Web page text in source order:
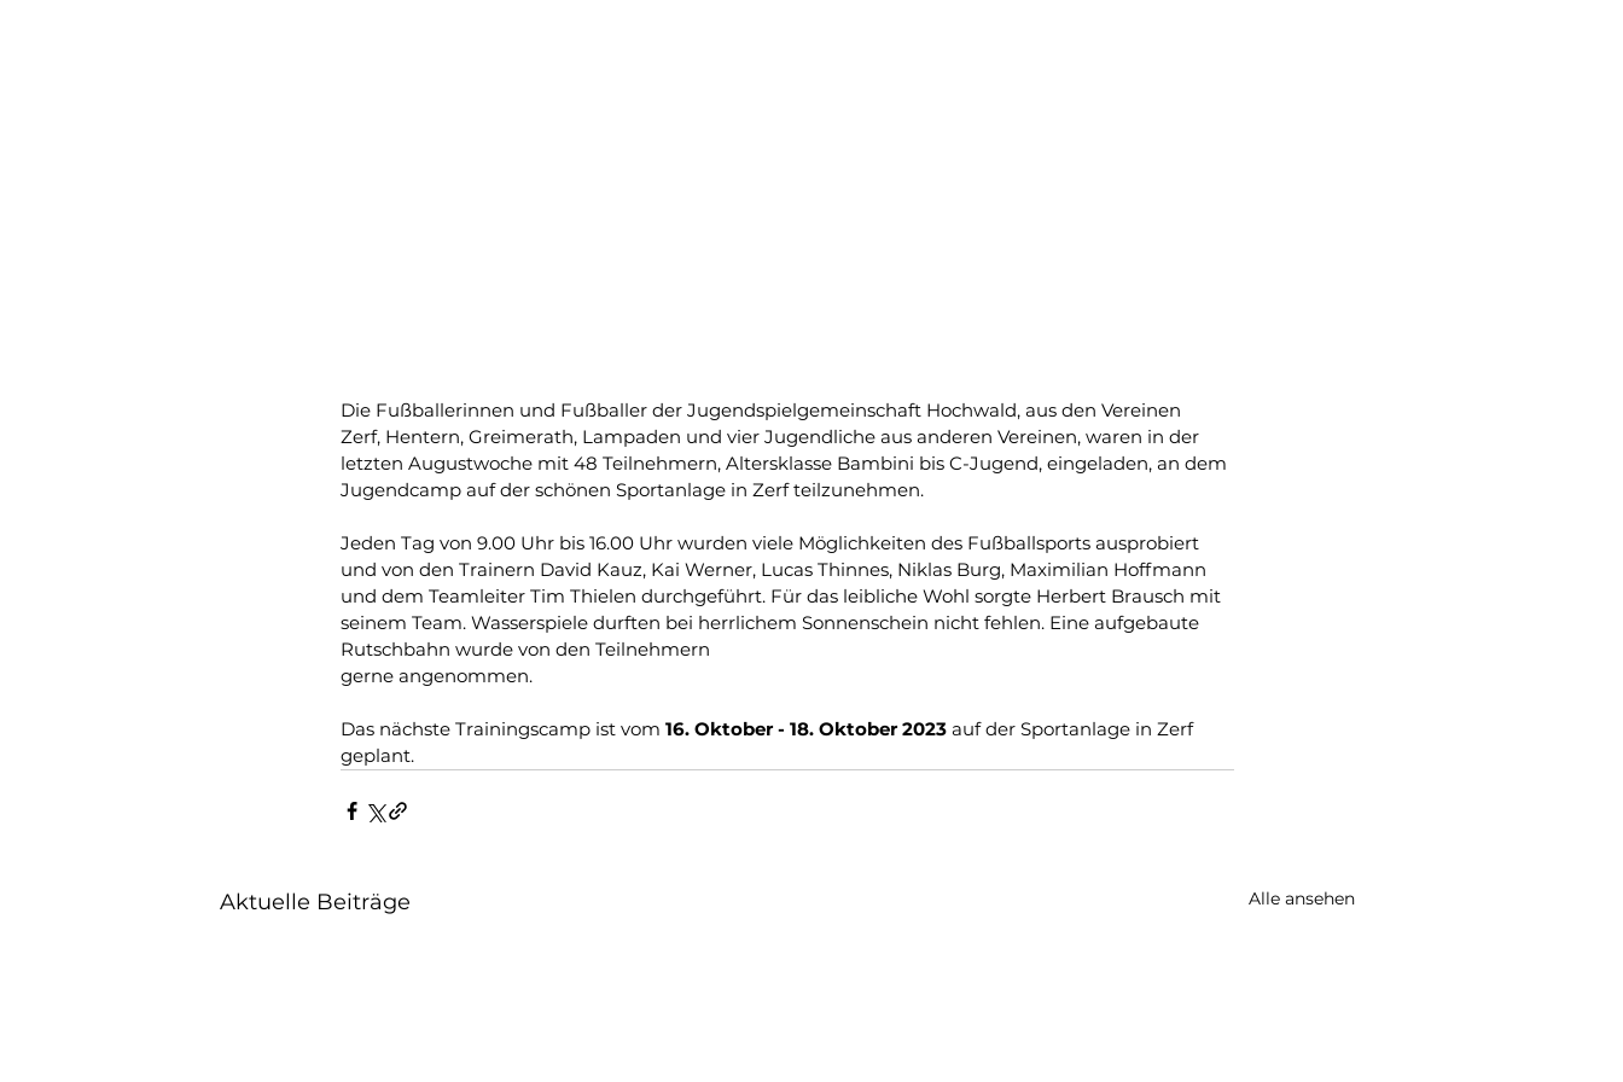
Die Fußballerinnen und Fußballer der Jugendspielgemeinschaft Hochwald, aus den Vereinen
Zerf, Hentern, Greimerath, Lampaden und vier Jugendliche aus anderen Vereinen, waren in der
letzten Augustwoche mit 48 Teilnehmern, Altersklasse Bambini bis C-Jugend, eingeladen, an dem
Jugendcamp auf der schönen Sportanlage in Zerf teilzunehmen.
Jeden Tag von 9.00 Uhr bis 16.00 Uhr wurden viele Möglichkeiten des Fußballsports ausprobiert
und von den Trainern David Kauz, Kai Werner, Lucas Thinnes, Niklas Burg, Maximilian Hoffmann
und dem Teamleiter Tim Thielen durchgeführt. Für das leibliche Wohl sorgte Herbert Brausch mit
seinem Team. Wasserspiele durften bei herrlichem Sonnenschein nicht fehlen. Eine aufgebaute
Rutschbahn wurde von den Teilnehmern
gerne angenommen.
Das nächste Trainingscamp ist vom 16. Oktober - 18. Oktober 2023 auf der Sportanlage in Zerf
geplant.
Aktuelle Beiträge Alle ansehen